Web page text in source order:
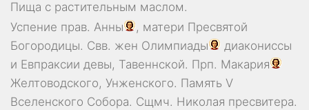
Пища с растительным маслом.
Успение прав. Анны
, матери Пресвятой
Богородицы. Свв. жен Олимпиады
диакониссы
и Евпраксии девы, Тавеннской. Прп. Макария
Желтоводского, Унженского. Память V
Вселенского Собора. Сщмч. Николая пресвитера.